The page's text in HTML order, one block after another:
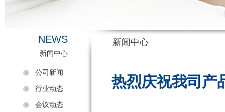
NEWS
新闻中心
公司新闻
行业动态
会议动态
新闻中心
热烈庆祝我司产